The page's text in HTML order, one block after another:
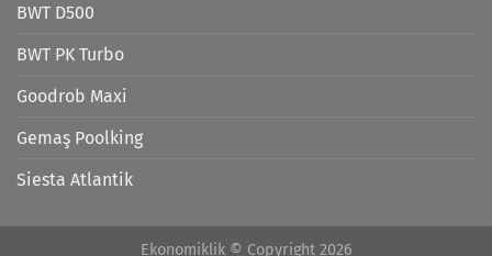
BWT D500
BWT PK Turbo
Goodrob Maxi
Gemaş Poolking
Siesta Atlantik
Ekonomiklik © Copyright 2026